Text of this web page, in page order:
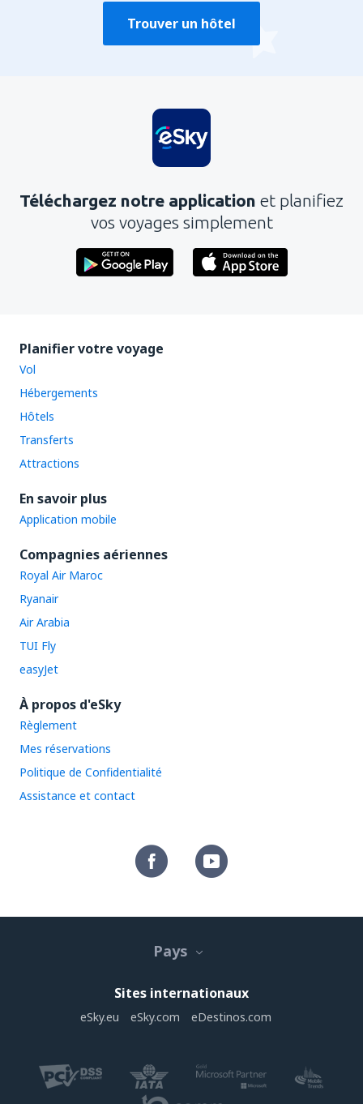
Trouver un hôtel
Téléchargez notre application et planifiez
vos voyages simplement
Planifier votre voyage
Vol
Hébergements
Hôtels
Transferts
Attractions
En savoir plus
Application mobile
Compagnies aériennes
Royal Air Maroc
Ryanair
Air Arabia
TUI Fly
easyJet
À propos d'eSky
Règlement
Mes réservations
Politique de Confidentialité
Assistance et contact
Pays
Sites internationaux
eSky.eu eSky.com eDestinos.com